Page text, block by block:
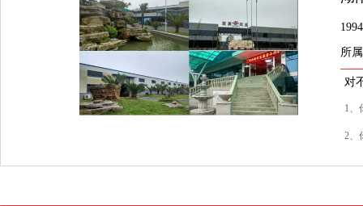
所
对
1、
2、